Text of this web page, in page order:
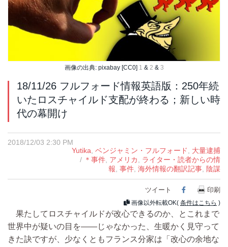
画像の出典: pixabay [CC0] 1 & 2 & 3
18/11/26 フルフォード情報英語版：250年続
いたロスチャイルド支配が終わる；新しい時
代の幕開け
2018/12/03 2:30 PM
Yutika, ベンジャミン・フルフォード, 大量逮捕
/ ＊事件, アメリカ, ライター・読者からの情
報, 事件, 海外情報の翻訳記事, 陰謀
ツイート Facebook
印刷
画像以外転載OK( 条件はこちら )
果たしてロスチャイルドが改心できるのか、とこれまで
世界中が疑いの目を――じゃなかった、生暖かく見守って
きた訣ですが、少なくともフランス分家は「改心の余地な